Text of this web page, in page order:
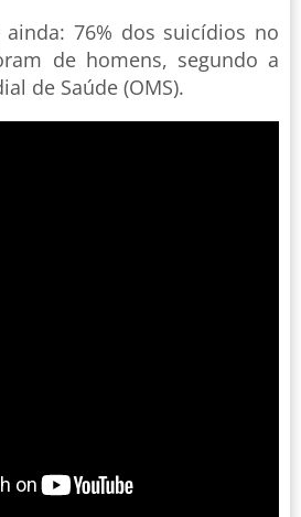
ainda: 76% dos suicídios no
de homens, segundo a
de Saúde (OMS).